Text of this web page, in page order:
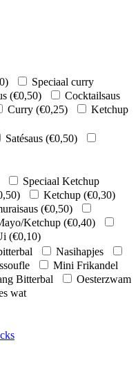
)
Speciaal curry
(€0,50)
Cocktailsaus
Curry (€0,25)
Ketchup
Satésaus (€0,50)
Speciaal Ketchup
) Ketchup (€0,30)
(€0,50)
Ketchup (€0,40)
(€0,10)
Nasihapjes
Mini Frikandel
Bitterbal
Oesterzwam
wat